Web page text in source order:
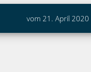
vom 21. April 2020